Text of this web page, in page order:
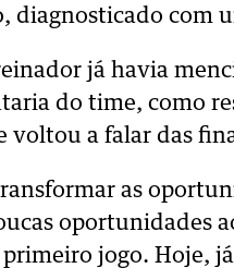
diagnosticado com
já havia
do time, como
voltou a falar das
as
oportunidades
jogo. Hoje,